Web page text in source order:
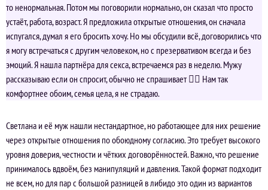
то ненормальная. Потом мы поговорили нормально, он сказал что просто
устаёт, работа, возраст. Я предложила открытые отношения, он сначала
испугался, думал я его бросить хочу. Но мы обсудили всё, договорились что
я могу встречаться с другим человеком, но с презервативом всегда и без
эмоций. Я нашла партнёра для секса, встречаемся раз в неделю. Мужу
рассказываю если он спросит, обычно не спрашивает 🤷‍♀️ Нам так
комфортнее обоим, семья цела, я не страдаю.
Светлана и её муж нашли нестандартное, но работающее для них решение
через открытые отношения по обоюдному согласию. Это требует высокого
уровня доверия, честности и чётких договорённостей. Важно, что решение
принималось вдвоём, без манипуляций и давления. Такой формат подходит
не всем, но для пар с большой разницей в либидо это один из вариантов